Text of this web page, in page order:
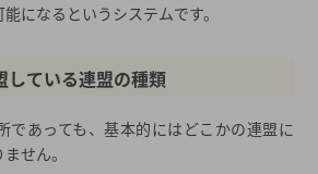
になるというシステムです。
している連盟の種類
であっても、基本的にはどこかの連盟に
せん。